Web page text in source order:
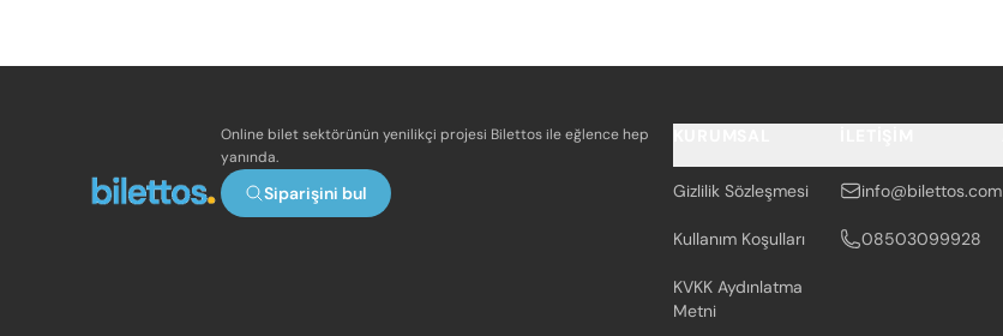
Online bilet sektörünün yenilikçi projesi Bilettos ile eğlence hep
yanında.
Siparişini bul Gizlilik Sözleşmesi
Kullanım Koşulları
KVKK Aydınlatma
Metni
info@bilettos.com
08503099928